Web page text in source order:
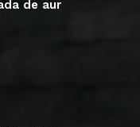
de aur